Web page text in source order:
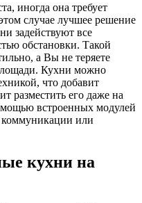
иногда она требует
случае лучшее решение
задействуют все
обстановки. Такой
а Вы не теряете
Кухни можно
что добавит
разместить его даже на
встроенных модулей
коммуникации или
кухни на